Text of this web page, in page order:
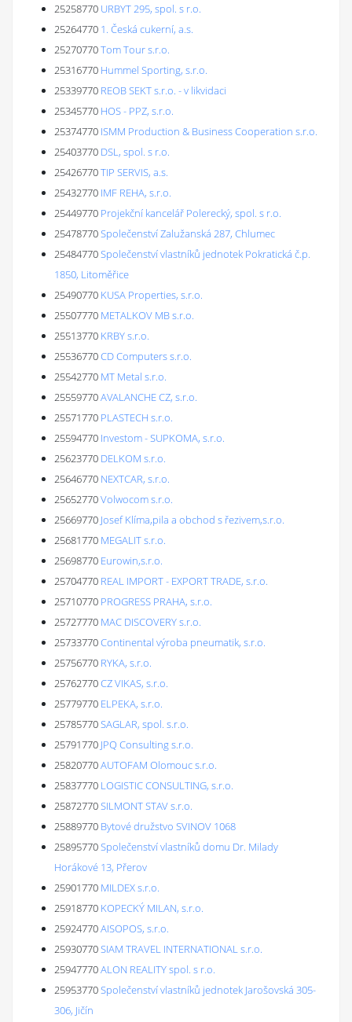
25258770 URBYT 295, spol. s r.o.
25264770 1. Česká cukerní, a.s.
25270770Tom Tour s.r.o.
25316770 Hummel Sporting, s.r.o.
25339770 REOB SEKT s.r.o. - v likvidaci
25345770 HOS - PPZ, s.r.o.
25374770 ISMM Production & Business Cooperation s.r.o.
25403770 DSL, spol. s r.o.
25426770TIP SERVIS, a.s.
25432770 IMF REHA, s.r.o.
25449770 Projekční kancelář Polerecký, spol. s r.o.
25478770Společenství Zalužanská 287, Chlumec
25484770Společenství vlastníků jednotek Pokratická č.p.
1850, Litoměřice
25490770 KUSA Properties, s.r.o.
25507770 METALKOV MB s.r.o.
25513770 KRBY s.r.o.
25536770CD Computers s.r.o.
25542770 MT Metal s.r.o.
25559770AVALANCHE CZ, s.r.o.
25571770 PLASTECH s.r.o.
25594770 Investom - SUPKOMA, s.r.o.
25623770 DELKOM s.r.o.
25646770 NEXTCAR, s.r.o.
25652770Volwocom s.r.o.
25669770 Josef Klíma,pila a obchod s řezivem,s.r.o.
25681770 MEGALIT s.r.o.
25698770 Eurowin,s.r.o.
25704770 REAL IMPORT - EXPORT TRADE, s.r.o.
25710770 PROGRESS PRAHA, s.r.o.
25727770 MAC DISCOVERY s.r.o.
25733770Continental výroba pneumatik, s.r.o.
25756770 RYKA, s.r.o.
25762770CZ VIKAS, s.r.o.
25779770 ELPEKA, s.r.o.
25785770SAGLAR, spol. s.r.o.
25791770 JPQ Consulting s.r.o.
25820770AUTOFAM Olomouc s.r.o.
25837770 LOGISTIC CONSULTING, s.r.o.
25872770SILMONT STAV s.r.o.
25889770 Bytové družstvo SVINOV 1068
25895770Společenství vlastníků domu Dr. Milady
Horákové 13, Přerov
25901770 MILDEX s.r.o.
25918770 KOPECKÝ MILAN, s.r.o.
25924770AISOPOS, s.r.o.
25930770SIAM TRAVEL INTERNATIONAL s.r.o.
25947770ALON REALITY spol. s r.o.
25953770Společenství vlastníků jednotek Jarošovská 305-
306, Jičín